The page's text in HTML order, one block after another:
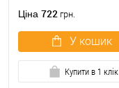
Ціна 722 грн.
У кошик
Купити в 1 клік